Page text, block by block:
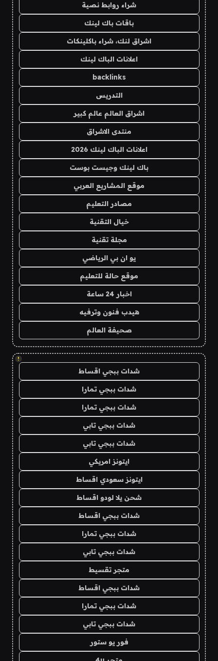
شراء روابط نصية
باقات باك لينك
اشراق لنك، شراء باكلينكات
اعلانات الباك لينك
backlinks
التدريس
اشراق العالم عالم كبير
منتدى الاشراق
اعلانات الباك لينك 2026
باك لينك وجيست بوست
موقع المشاريع العربي
مصادر التعليم
خيال التقنية
مجلة تقنية
يو ان بي الرياضي
موقع حالة للتعليم
اخبار 24 ساعة
هيدب فنون وترفيه
صحيفة العالم
!
شدات ببجي اقساط
شدات ببجي تمارا
شدات ببجي تمارا
شدات ببجي تابي
شدات ببجي تابي
ايتونز امريكي
ايتونز سعودي اقساط
شحن يلا لودو اقساط
شدات ببجي اقساط
شدات ببجي تمارا
شدات ببجي تابي
متجر تقسيط
شدات ببجي اقساط
شدات ببجي تمارا
شدات ببجي تابي
فور يو ستور